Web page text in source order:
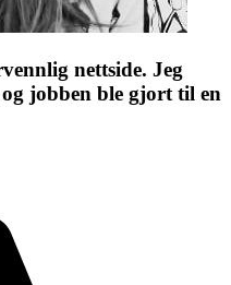
nettside. Jeg
jobben ble gjort til en